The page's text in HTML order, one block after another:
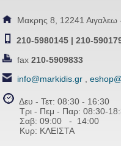
Μακρης 8, 12241 Αιγαλεω
210-5980145 | 210-
fax210-5909833
info@markidis.gr ,
Δευ - Τετ: 08:30 - 16:30
Τρι - Πεμ - Παρ: 08:30-
Σαβ:09:00 - 14:00
Κυρ: ΚΛΕΙΣΤΑ